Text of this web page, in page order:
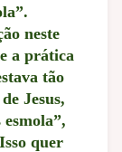
neste
a prática
tão
Jesus,
quer